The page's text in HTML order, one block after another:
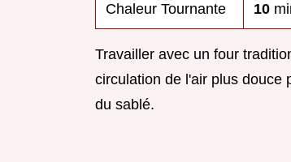
Chaleur Tournante 10
Travailler avec un four
circulation de l'air plus douce
du sablé.